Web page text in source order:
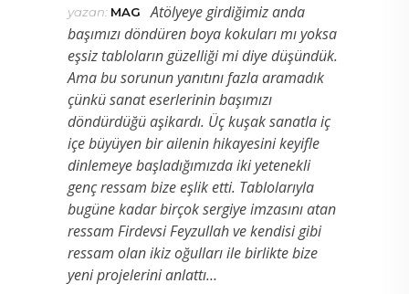
yazan: MAG
Atölyeye girdiğimiz anda
başımızı döndüren boya kokuları mı yoksa
eşsiz tabloların güzelliği mi diye düşündük.
Ama bu sorunun yanıtını fazla aramadık
çünkü sanat eserlerinin başımızı
döndürdüğü aşikardı. Üç kuşak sanatla iç
içe büyüyen bir ailenin hikayesini keyifle
dinlemeye başladığımızda iki yetenekli
genç ressam bize eşlik etti. Tablolarıyla
bugüne kadar birçok sergiye imzasını atan
ressam Firdevsi Feyzullah ve kendisi gibi
ressam olan ikiz oğulları ile birlikte bize
yeni projelerini anlattı…